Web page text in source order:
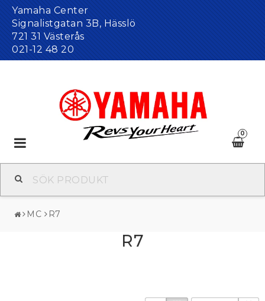
Yamaha Center
Signalistgatan 3B, Hässlö
721 31 Västerås
021-12 48 20
0
Toggle
navigation
MC R7
R7